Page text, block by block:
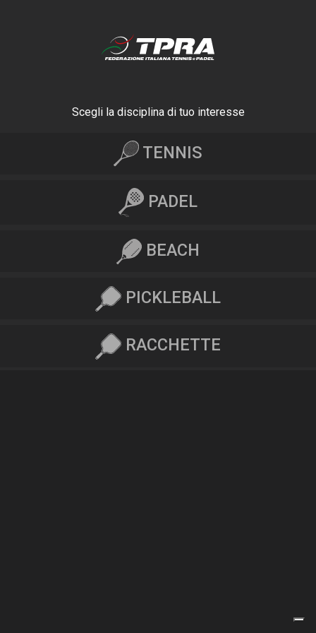
Scegli la disciplina di tuo interesse
TENNIS
PADEL
BEACH
PICKLEBALL
RACCHETTE